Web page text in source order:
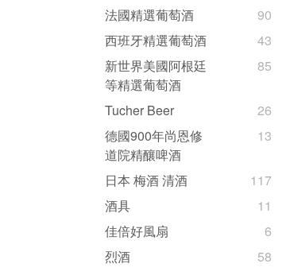
法國精選葡萄酒
90
西班牙精選葡萄酒
43
新世界美國阿根廷
等精選葡萄酒
85
Tucher Beer
26
德國900年尚恩修
道院精釀啤酒
13
日本 梅酒 清酒
117
酒具
11
佳倍好風扇
6
烈酒
58